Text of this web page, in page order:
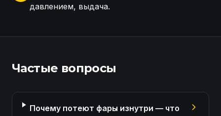
давлением, выдача.
Частые вопросы
Почему потеют фары изнутри — что